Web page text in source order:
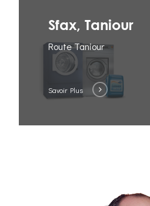
Sfax, Taniour
Route Taniour
Savoir Plus